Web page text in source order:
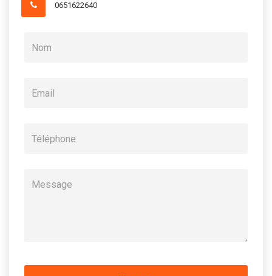
0651622640